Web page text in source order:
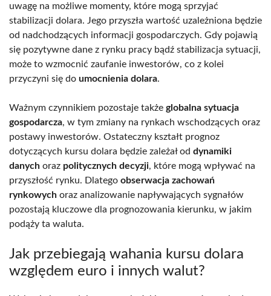
uwagę na możliwe momenty, które mogą sprzyjać
stabilizacji dolara. Jego przyszła wartość uzależniona będzie
od nadchodzących informacji gospodarczych. Gdy pojawią
się pozytywne dane z rynku pracy bądź stabilizacja sytuacji,
może to wzmocnić zaufanie inwestorów, co z kolei
przyczyni się do umocnienia dolara.
Ważnym czynnikiem pozostaje także globalna sytuacja
gospodarcza, w tym zmiany na rynkach wschodzących oraz
postawy inwestorów. Ostateczny kształt prognoz
dotyczących kursu dolara będzie zależał od dynamiki
danych oraz politycznych decyzji, które mogą wpływać na
przyszłość rynku. Dlatego obserwacja zachowań
rynkowych oraz analizowanie napływających sygnałów
pozostają kluczowe dla prognozowania kierunku, w jakim
podąży ta waluta.
Jak przebiegają wahania kursu dolara
względem euro i innych walut?